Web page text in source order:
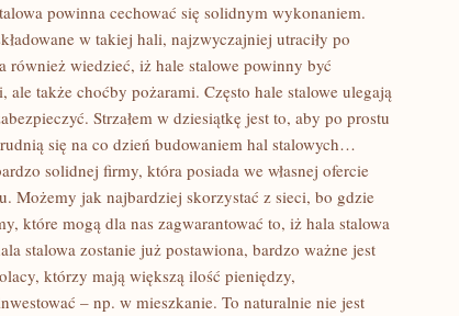
powinna cechować się solidnym wykonaniem.
w takiej hali, najzwyczajniej utraciły po
również wiedzieć, iż hale stalowe powinny być
ale także choćby pożarami. Często hale stalowe ulegają
Strzałem w dziesiątkę jest to, aby po prostu
się na co dzień budowaniem hal stalowych…
solidnej firmy, która posiada we własnej ofercie
Możemy jak najbardziej skorzystać z sieci, bo gdzie
które mogą dla nas zagwarantować to, iż hala stalowa
stalowa zostanie już postawiona, bardzo ważne jest
którzy mają większą ilość pieniędzy,
– np. w mieszkanie. To naturalnie nie jest